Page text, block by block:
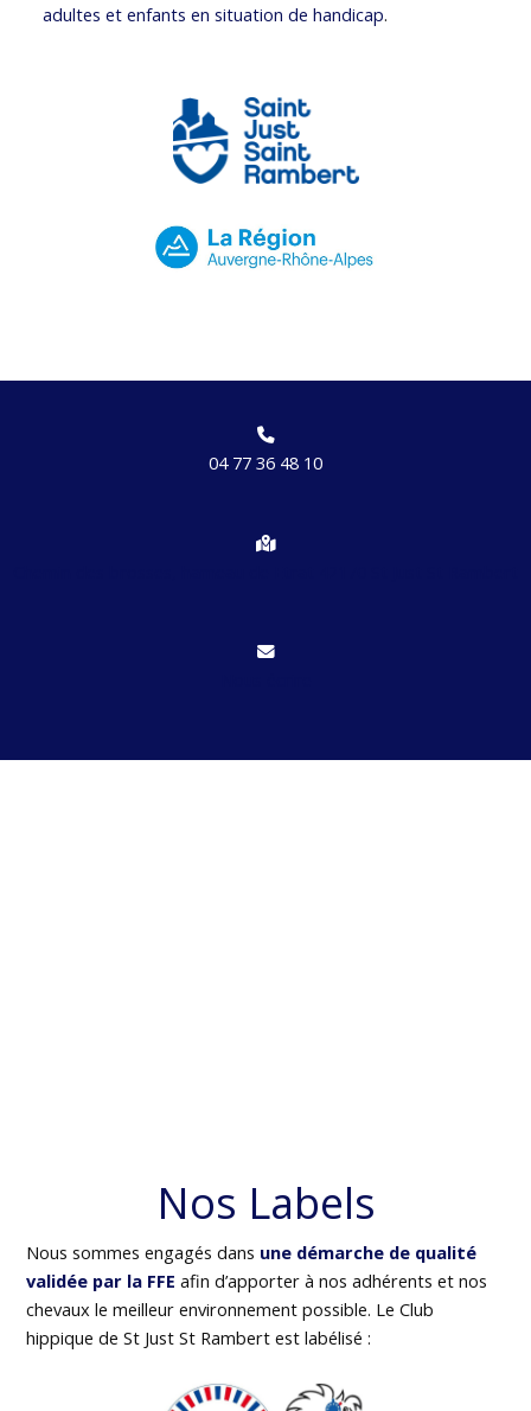
adultes et enfants en situation de handicap.
04 77 36 48 10
Nos Labels
Nous sommes engagés dans une démarche de qualité
validée par la FFE afin d’apporter à nos adhérents et nos
chevaux le meilleur environnement possible. Le Club
hippique de St Just St Rambert est labélisé :